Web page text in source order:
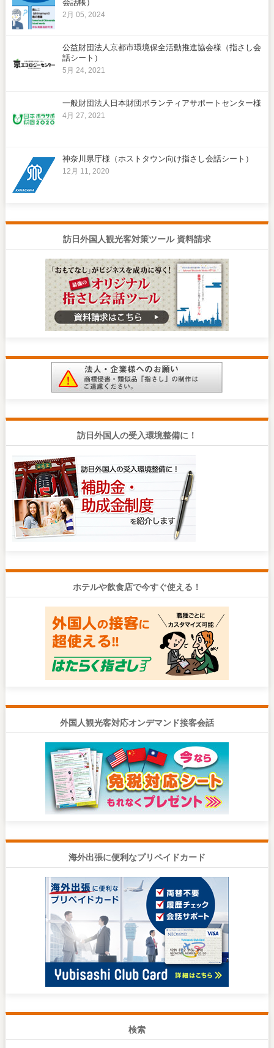
会話帳）
2月 05, 2024
公益財団法人京都市環境保全活動推進協会様（指さし会
話シート）
5月 24, 2021
一般財団法人日本財団ボランティアサポートセンター様
4月 27, 2021
神奈川県庁様（ホストタウン向け指さし会話シート）
12月 11, 2020
訪日外国人観光客対策ツール 資料請求
訪日外国人の受入環境整備に！
ホテルや飲食店で今すぐ使える！
外国人観光客対応オンデマンド接客会話
海外出張に便利なプリペイドカード
検索